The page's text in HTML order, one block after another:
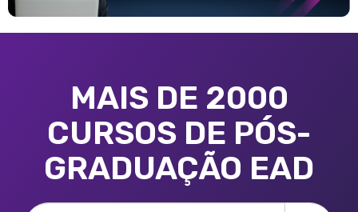
MAIS DE 2000
CURSOS DE PÓS-
GRADUAÇÃO EAD